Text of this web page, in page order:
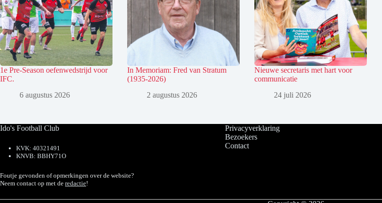
1e Pre-Season oefenwedstrijd voor
IFC.
6 augustus 2026
In Memoriam: Fred van Stratum
(1935-2026)
2 augustus 2026
Nieuwe secretaris met hart voor
communicatie
24 juli 2026
Ido's Football Club
KVK: 40321491
KNVB: BBHY71O
Foutje gevonden of opmerkingen over de website?
Neem contact op met de redactie!
Privacyverklaring
Bezoekers
Contact